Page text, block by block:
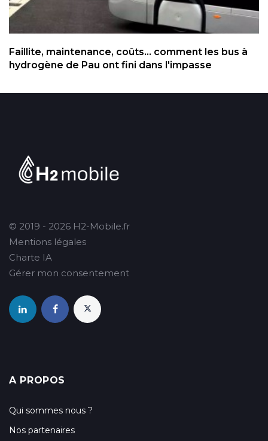
Faillite, maintenance, coûts... comment les bus à
hydrogène de Pau ont fini dans l'impasse
© 2019 - 2026 H2-Mobile.fr
Mentions légales
Charte IA
Gérer mon consentement
A PROPOS
Qui sommes nous ?
Nos partenaires